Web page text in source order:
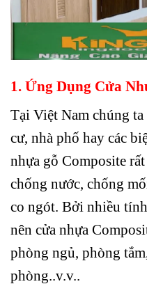
1. Ứng Dụng Cửa
Tại Việt Nam chúng
cư, nhà phố hay các
nhựa gỗ Composite
chống nước, chống
co ngót. Bởi nhiều
nên cửa nhựa
phòng ngủ, phòng
phòng..v.v..